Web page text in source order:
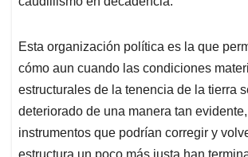
Esta organización política es la que
cómo aun cuando las condiciones
estructurales de la tenencia de la tierra
deteriorado de una manera tan
instrumentos que podrían corregir y
estructura un poco más justa han